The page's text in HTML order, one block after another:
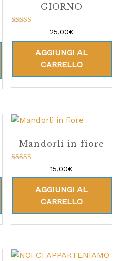
GIORNO
su 5
25,00€
AGGIUNGI AL
CARRELLO
Mandorli in fiore
su 5
15,00€
AGGIUNGI AL
CARRELLO